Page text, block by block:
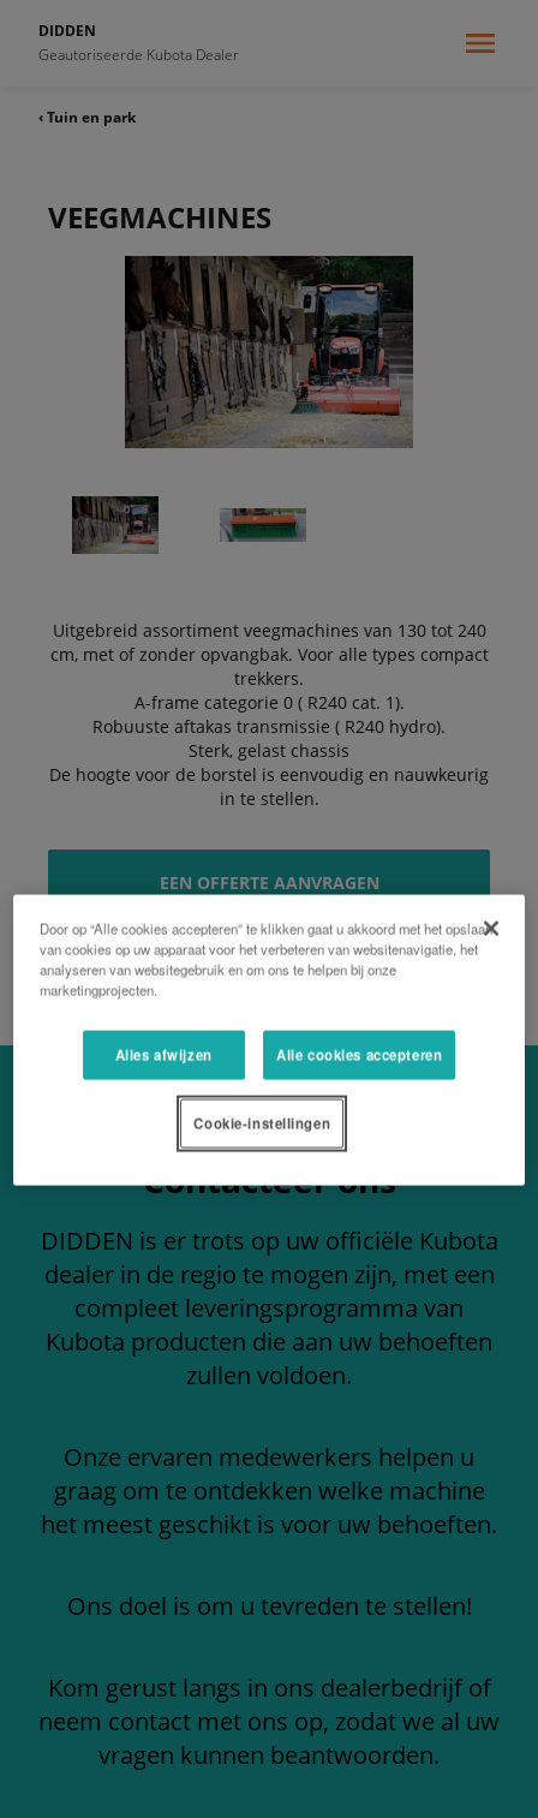
DIDDEN
Geautoriseerde Kubota Dealer
‹ Tuin en park
VEEGMACHINES
Uitgebreid assortiment veegmachines van 130 tot 240
cm, met of zonder opvangbak. Voor alle types compact
trekkers.
A-frame categorie 0 ( R240 cat. 1).
Robuuste aftakas transmissie ( R240 hydro).
Sterk, gelast chassis
De hoogte voor de borstel is eenvoudig en nauwkeurig
in te stellen.
EEN OFFERTE AANVRAGEN
BROCHURE
Contacteer ons
DIDDEN is er trots op uw officiële Kubota
dealer in de regio te mogen zijn, met een
compleet leveringsprogramma van
Kubota producten die aan uw behoeften
zullen voldoen.
Onze ervaren medewerkers helpen u
graag om te ontdekken welke machine
het meest geschikt is voor uw behoeften.
Ons doel is om u tevreden te stellen!
Kom gerust langs in ons dealerbedrijf of
neem contact met ons op, zodat we al uw
vragen kunnen beantwoorden.
Door op “Alle cookies accepteren” te klikken gaat u akkoord met het opslaan
van cookies op uw apparaat voor het verbeteren van websitenavigatie, het
analyseren van websitegebruik en om ons te helpen bij onze
marketingprojecten.
Alles afwijzen Alle cookies accepteren
Cookie-instellingen